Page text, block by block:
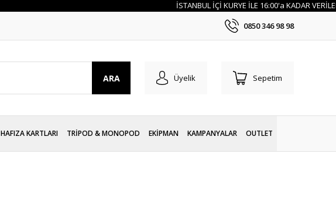
İSTANBUL İÇİ KURYE İLE 16:00'a KADAR VERİLEN
0850 346 98 98
ARA Üyelik Sepetim
HAFIZA KARTLARI TRİPOD & MONOPOD EKİPMAN KAMPANYALAR OUTLET